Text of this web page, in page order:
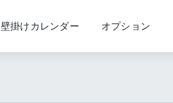
壁掛けカレンダー オプション